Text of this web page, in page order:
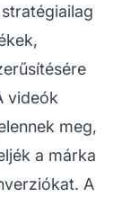
videók
meg,
a márka
A